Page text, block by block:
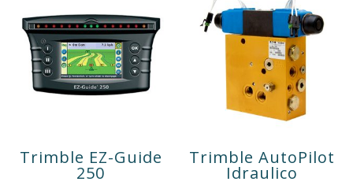
Trimble EZ-Guide
250
Trimble AutoPilot
Idraulico